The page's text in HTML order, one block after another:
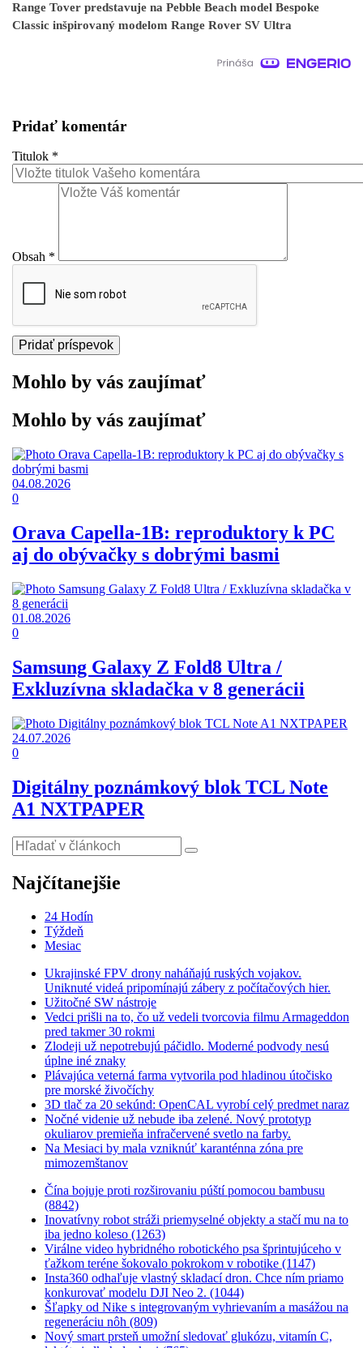
Range Tover predstavuje na Pebble Beach model Bespoke
Classic inšpirovaný modelom Range Rover SV Ultra
Pridať komentár
Titulok *
Obsah *
Mohlo by vás zaujímať
Mohlo by vás zaujímať
04.08.2026
0
Orava Capella-1B: reproduktory k PC
aj do obývačky s dobrými basmi
01.08.2026
0
Samsung Galaxy Z Fold8 Ultra /
Exkluzívna skladačka v 8 generácii
24.07.2026
0
Digitálny poznámkový blok TCL Note
A1 NXTPAPER
Najčítanejšie
24 Hodín
Týždeň
Mesiac
Ukrajinské FPV drony naháňajú ruských vojakov.
Uniknuté videá pripomínajú zábery z počítačových hier.
Užitočné SW nástroje
Vedci prišli na to, čo už vedeli tvorcovia filmu Armageddon
pred takmer 30 rokmi
Zlodeji už nepotrebujú páčidlo. Moderné podvody nesú
úplne iné znaky
Plávajúca veterná farma vytvorila pod hladinou útočisko
pre morské živočíchy
3D tlač za 20 sekúnd: OpenCAL vyrobí celý predmet naraz
Nočné videnie už nebude iba zelené. Nový prototyp
okuliarov premieňa infračervené svetlo na farby.
Na Mesiaci by mala vzniknúť karanténna zóna pre
mimozemštanov
Čína bojuje proti rozširovaniu púští pomocou bambusu
(8842)
Inovatívny robot stráži priemyselné objekty a stačí mu na to
iba jedno koleso (1263)
Virálne video hybridného robotického psa šprintujúceho v
ťažkom teréne šokovalo pokrokom v robotike (1147)
Insta360 odhaľuje vlastný skladací dron. Chce ním priamo
konkurovať modelu DJI Neo 2. (1044)
Šľapky od Nike s integrovaným vyhrievaním a masážou na
regeneráciu nôh (809)
Nový smart prsteň umožní sledovať glukózu, vitamín C,